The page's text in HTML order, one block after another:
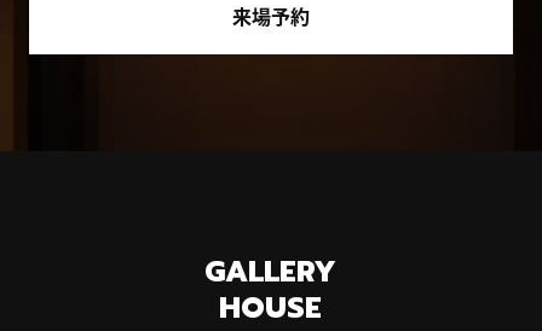
来場予約
GALLERY
HOUSE